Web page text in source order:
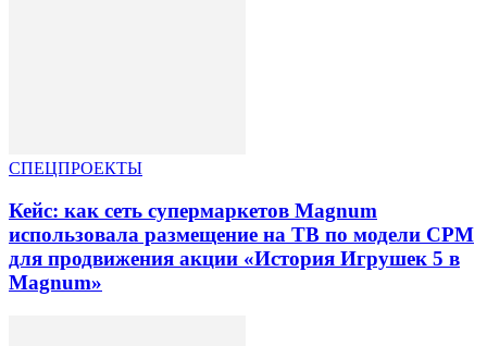
СПЕЦПРОЕКТЫ
Кейс: как сеть супермаркетов Magnum
использовала размещение на ТВ по модели CPM
для продвижения акции «История Игрушек 5 в
Magnum»